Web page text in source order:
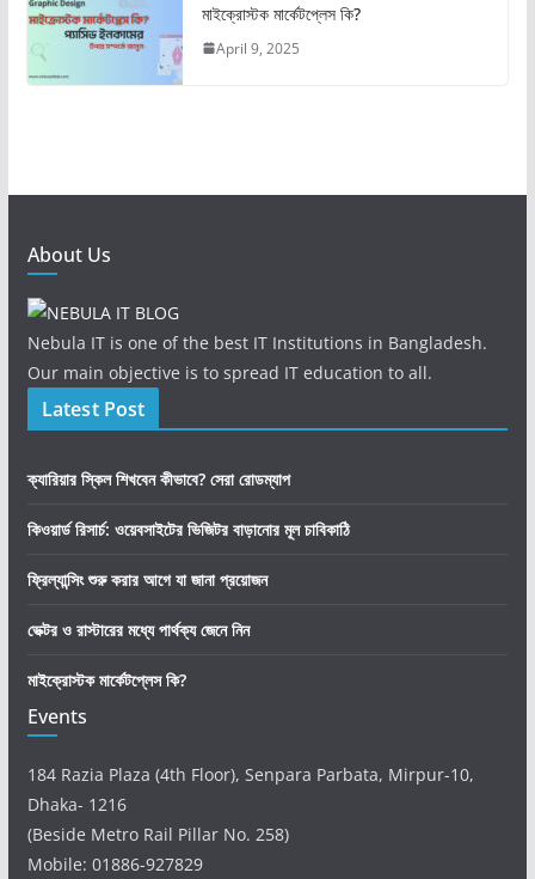
মাইক্রোস্টক মার্কেটপ্লেস কি?
April 9, 2025
About Us
Nebula IT is one of the best IT Institutions in Bangladesh.
Our main objective is to spread IT education to all.
Latest Post
ক্যারিয়ার স্কিল শিখবেন কীভাবে? সেরা রোডম্যাপ
কিওয়ার্ড রিসার্চ: ওয়েবসাইটের ভিজিটর বাড়ানোর মূল চাবিকাঠি
ফ্রিল্যান্সিং শুরু করার আগে যা জানা প্রয়োজন
ভেক্টর ও রাস্টারের মধ্যে পার্থক্য জেনে নিন
মাইক্রোস্টক মার্কেটপ্লেস কি?
Events
184 Razia Plaza (4th Floor), Senpara Parbata, Mirpur-10,
Dhaka- 1216
(Beside Metro Rail Pillar No. 258)
Mobile: 01886-927829